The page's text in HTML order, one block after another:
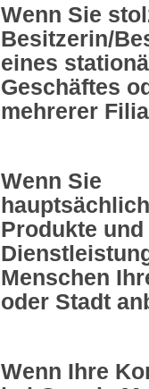
Wenn Sie
Besitzerin/
eines
Geschäftes
mehrerer
Wenn Sie
Produkte und
Menschen
oder Stadt
Wenn Ihre